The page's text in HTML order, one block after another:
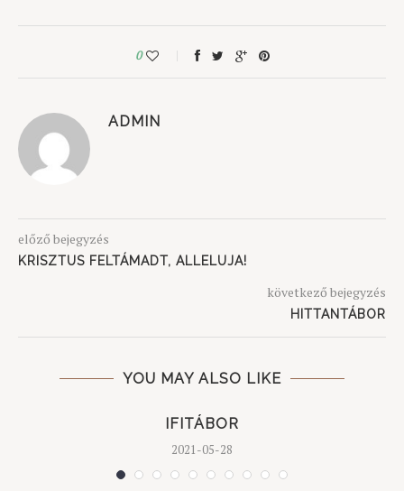
0
ADMIN
előző bejegyzés
KRISZTUS FELTÁMADT, ALLELUJA!
következő bejegyzés
HITTANTÁBOR
YOU MAY ALSO LIKE
IFITÁBOR
2021-05-28